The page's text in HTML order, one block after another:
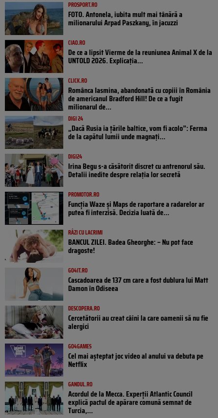
PROSPORT.RO
FOTO. Antonela, iubita mult mai tânără a
milionarului Arpad Paszkany, în jacuzzi
CIAO.RO
De ce a lipsit Vierme de la reuniunea Animal X de la
UNTOLD 2026. Explicația...
CLICK.RO
Românca Iasmina, abandonată cu copiii în România
de americanul Bradford Hill! De ce a fugit
milionarul de...
DIGI 24
„Dacă Rusia ia țările baltice, vom fi acolo”: Ferma
de la capătul lumii unde magnați...
DIGI24
Irina Begu s-a căsătorit discret cu antrenorul său.
Detalii inedite despre relația lor secretă
PROMOTOR.RO
Funcția Waze și Maps de raportare a radarelor ar
putea fi interzisă. Decizia luată de...
RÂZI CU LACRIMI
BANCUL ZILEI. Badea Gheorghe: – Nu pot face
dragoste!
GO4IT.RO
Cascadoarea de 137 cm care a fost dublura lui Matt
Damon în Odiseea
DESCOPERA.RO
Cercetătorii au creat câini la care oamenii să nu fie
alergici
GO4GAMES
Cel mai așteptat joc video al anului va debuta pe
Netflix
GANDUL.RO
Acordul de la Mecca. Experții Atlantic Council
explică pactul de apărare comună semnat de
Turcia,...